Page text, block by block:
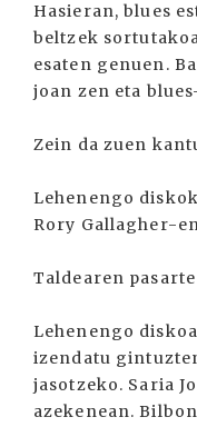
Hasieran, blues
beltzek
esaten genuen.
joan zen eta
Zein da zuen
Lehenengo
Rory Gallagher-
Taldearen
Lehenengo
izendatu
jasotzeko. Saria
azekenean.